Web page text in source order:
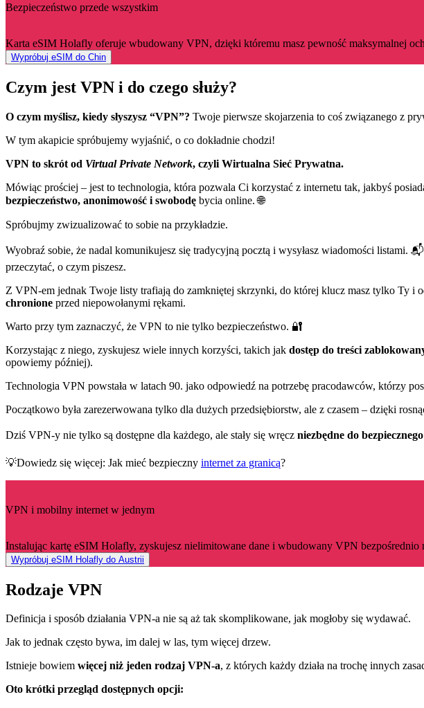
Bezpieczeństwo przede wszystkim
Karta eSIM Holafly oferuje wbudowany VPN, dzięki któremu masz pewność maksymalnej
Wypróbuj eSIM do Chin
Czym jest VPN i do czego służy?
O czym myślisz, kiedy słyszysz “VPN”? Twoje pierwsze skojarzenia to coś związanego z
W tym akapicie spróbujemy wyjaśnić, o co dokładnie chodzi!
VPN to skrót od Virtual Private Network, czyli Wirtualna Sieć Prywatna.
Mówiąc prościej – jest to technologia, która pozwala Ci korzystać z internetu tak, jakbyś
bezpieczeństwo, anonimowość i swobodę bycia online. 🌐
Spróbujmy zwizualizować to sobie na przykładzie.
Wyobraź sobie, że nadal komunikujesz się tradycyjną pocztą i wysyłasz wiadomości listami.
przeczytać, o czym piszesz.
Z VPN-em jednak Twoje listy trafiają do zamkniętej skrzynki, do której klucz masz tylko Ty i
chronione przed niepowołanymi rękami.
Warto przy tym zaznaczyć, że VPN to nie tylko bezpieczeństwo. 🔐
Korzystając z niego, zyskujesz wiele innych korzyści, takich jak dostęp do treści
opowiemy później).
Technologia VPN powstała w latach 90. jako odpowiedź na potrzebę pracodawców, którzy
Początkowo była zarezerwowana tylko dla dużych przedsiębiorstw, ale z czasem – dzięki
Dziś VPN-y nie tylko są dostępne dla każdego, ale stały się wręcz niezbędne do
💡Dowiedz się więcej: Jak mieć bezpieczny internet za granicą?
VPN i mobilny internet w jednym
Instalując kartę eSIM Holafly, zyskujesz nielimitowane dane i wbudowany VPN bezpośrednio
Wypróbuj eSIM Holafly do Austrii
Rodzaje VPN
Definicja i sposób działania VPN-a nie są aż tak skomplikowane, jak mogłoby się wydawać.
Jak to jednak często bywa, im dalej w las, tym więcej drzew.
Istnieje bowiem więcej niż jeden rodzaj VPN-a, z których każdy działa na trochę innych
Oto krótki przegląd dostępnych opcji: